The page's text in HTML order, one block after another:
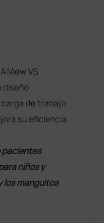
VS
diseño
de trabajo
su eficiencia.
pacientes
niños y
los manguitos